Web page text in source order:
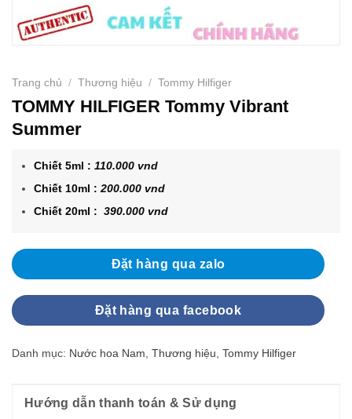
Trang chủ / Thương hiệu / Tommy Hilfiger
TOMMY HILFIGER Tommy Vibrant
Summer
Chiết 5ml :110.000 vnd
Chiết 10ml :200.000 vnd
Chiết 20ml :390.000 vnd
Đặt hàng qua zalo
Đặt hàng qua facebook
Danh mục: Nước hoa Nam Thương hiệu Tommy Hilfiger
Hướng dẫn thanh toán & Sử dụng